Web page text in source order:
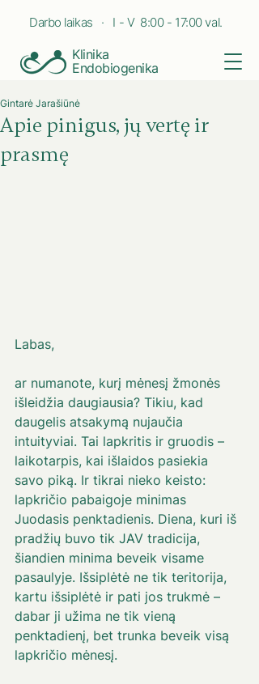
Darbo laikas · I - V 8:00 - 17:00 val.
Klinika
Endobiogenika
Apie pinigus, jų vertę ir
prasmę
Gintarė Jarašiūnė
Labas,
ar numanote, kurį mėnesį žmonės
išleidžia daugiausia? Tikiu, kad
daugelis atsakymą nujaučia
intuityviai. Tai lapkritis ir gruodis –
laikotarpis, kai išlaidos pasiekia
savo piką. Ir tikrai nieko keisto:
lapkričio pabaigoje minimas
Juodasis penktadienis. Diena, kuri iš
pradžių buvo tik JAV tradicija,
šiandien minima beveik visame
pasaulyje. Išsiplėtė ne tik teritorija,
kartu išsiplėtė ir pati jos trukmė –
dabar ji užima ne tik vieną
penktadienį, bet trunka beveik visą
lapkričio mėnesį.